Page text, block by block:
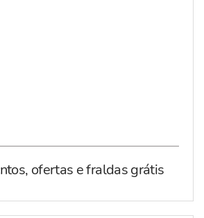
ofertas e fraldas grátis